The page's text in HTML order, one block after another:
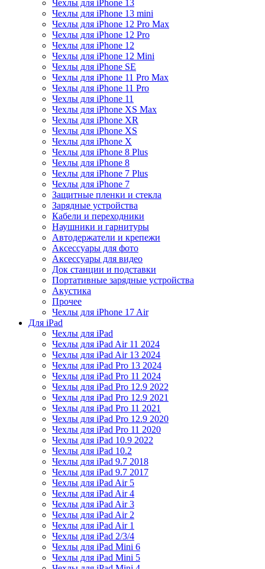
Чехлы для iPhone 13
Чехлы для iPhone 13 mini
Чехлы для iPhone 12 Pro Max
Чехлы для iPhone 12 Pro
Чехлы для iPhone 12
Чехлы для iPhone 12 Mini
Чехлы для iPhone SE
Чехлы для iPhone 11 Pro Max
Чехлы для iPhone 11 Pro
Чехлы для iPhone 11
Чехлы для iPhone XS Max
Чехлы для iPhone XR
Чехлы для iPhone XS
Чехлы для iPhone X
Чехлы для iPhone 8 Plus
Чехлы для iPhone 8
Чехлы для iPhone 7 Plus
Чехлы для iPhone 7
Защитные пленки и стекла
Зарядные устройства
Кабели и переходники
Наушники и гарнитуры
Автодержатели и крепежи
Аксессуары для фото
Аксессуары для видео
Док станции и подставки
Портативные зарядные устройства
Акустика
Прочее
Чехлы для iPhone 17 Air
Для iPad
Чехлы для iPad
Чехлы для iPad Air 11 2024
Чехлы для iPad Air 13 2024
Чехлы для iPad Pro 13 2024
Чехлы для iPad Pro 11 2024
Чехлы для iPad Pro 12.9 2022
Чехлы для iPad Pro 12.9 2021
Чехлы для iPad Pro 11 2021
Чехлы для iPad Pro 12.9 2020
Чехлы для iPad Pro 11 2020
Чехлы для iPad 10.9 2022
Чехлы для iPad 10.2
Чехлы для iPad 9.7 2018
Чехлы для iPad 9.7 2017
Чехлы для iPad Air 5
Чехлы для iPad Air 4
Чехлы для iPad Air 3
Чехлы для iPad Air 2
Чехлы для iPad Air 1
Чехлы для iPad 2/3/4
Чехлы для iPad Mini 6
Чехлы для iPad Mini 5